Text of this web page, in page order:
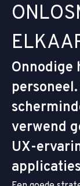
ONLOS
ELKAA
Onnodige
verwend
UX-